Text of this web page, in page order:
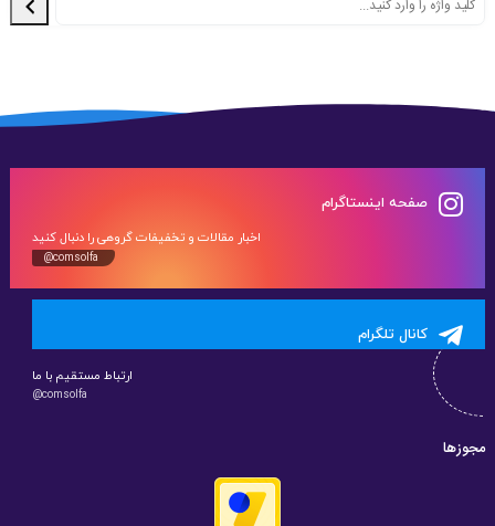
صفحه اینستاگرام
اخبار مقالات و تخفیفات گروهی را دنبال کنید
@comsolfa
کانال تلگرام
ارتباط مستقیم با ما
@comsolfa
مجوزها